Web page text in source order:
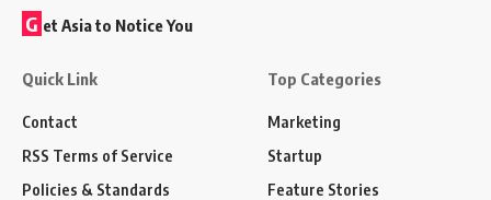
G et Asia to Notice You
Quick Link
Contact
RSS Terms of Service
Policies & Standards
Top Categories
Marketing
Startup
Feature Stories